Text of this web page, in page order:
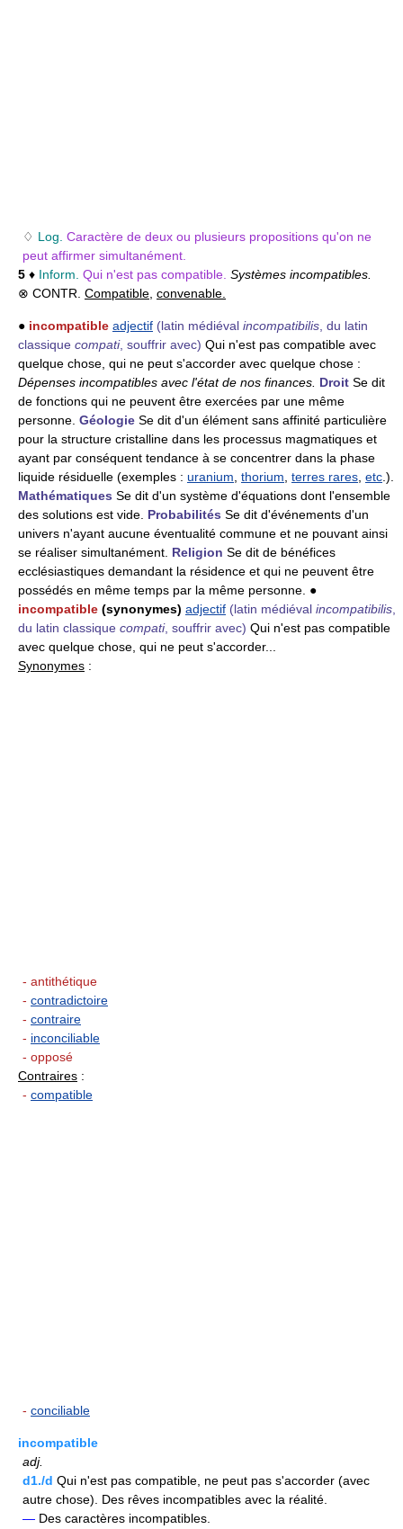
♢ Log. Caractère de deux ou plusieurs propositions qu'on ne
peut affirmer simultanément.
5 ♦ Inform. Qui n'est pas compatible. Systèmes incompatibles.
⊗ CONTR. Compatible convenable.
● incompatible adjectif (latin médiéval incompatibilis , du latin
classique compati, souffrir avec) Qui n'est pas compatible avec
quelque chose, qui ne peut s'accorder avec quelque chose :
Dépenses incompatibles avec l'état de nos finances. Droit Se dit
de fonctions qui ne peuvent être exercées par une même
personne. Géologie Se dit d'un élément sans affinité particulière
pour la structure cristalline dans les processus magmatiques et
ayant par conséquent tendance à se concentrer dans la phase
liquide résiduelle (exemples : uranium thorium terres rares etc .).
Mathématiques Se dit d'un système d'équations dont l'ensemble
des solutions est vide. Probabilités Se dit d'événements d'un
univers n'ayant aucune éventualité commune et ne pouvant ainsi
se réaliser simultanément. Religion Se dit de bénéfices
ecclésiastiques demandant la résidence et qui ne peuvent être
possédés en même temps par la même personne. ●
incompatible (synonymes) adjectif (latin médiéval incompatibilis
du latin classique compati, souffrir avec) Qui n'est pas compatible
avec quelque chose, qui ne peut s'accorder...
Synonymes :
- antithétique
- contradictoire
- contraire
- inconciliable
- opposé
Contraires :
- compatible
- conciliable
incompatible
adj.
d1./d Qui n'est pas compatible, ne peut pas s'accorder (avec
autre chose). Des rêves incompatibles avec la réalité.
— Des caractères incompatibles.